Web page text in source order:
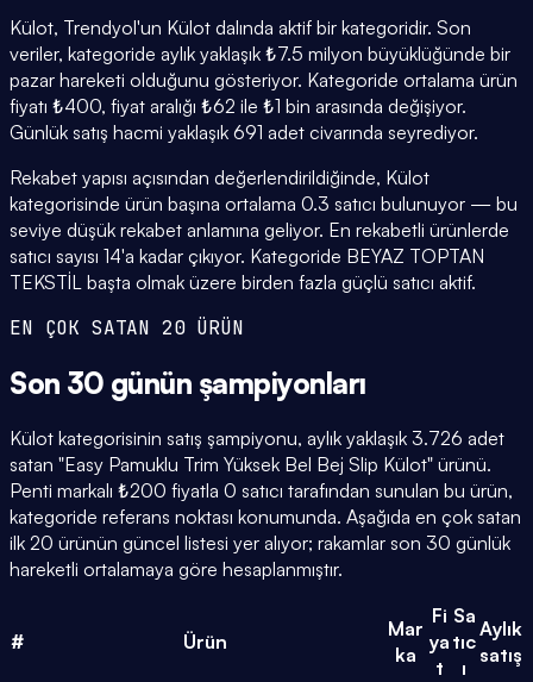
Külot, Trendyol'un Külot dalında aktif bir kategoridir. Son
veriler, kategoride aylık yaklaşık ₺7.5 milyon büyüklüğünde bir
pazar hareketi olduğunu gösteriyor. Kategoride ortalama ürün
fiyatı ₺400, fiyat aralığı ₺62 ile ₺1 bin arasında değişiyor.
Günlük satış hacmi yaklaşık 691 adet civarında seyrediyor.
Rekabet yapısı açısından değerlendirildiğinde, Külot
kategorisinde ürün başına ortalama 0.3 satıcı bulunuyor — bu
seviye düşük rekabet anlamına geliyor. En rekabetli ürünlerde
satıcı sayısı 14'a kadar çıkıyor. Kategoride BEYAZ TOPTAN
TEKSTİL başta olmak üzere birden fazla güçlü satıcı aktif.
EN ÇOK SATAN 20 ÜRÜN
Son 30 günün şampiyonları
Külot kategorisinin satış şampiyonu, aylık yaklaşık 3.726 adet
satan "Easy Pamuklu Trim Yüksek Bel Bej Slip Külot" ürünü.
Penti markalı ₺200 fiyatla 0 satıcı tarafından sunulan bu ürün,
kategoride referans noktası konumunda. Aşağıda en çok satan
ilk 20 ürünün güncel listesi yer alıyor; rakamlar son 30 günlük
hareketli ortalamaya göre hesaplanmıştır.
# Ürün
Mar
ka
Fi
ya
t
Sa
tıc
ı
Aylık
satış